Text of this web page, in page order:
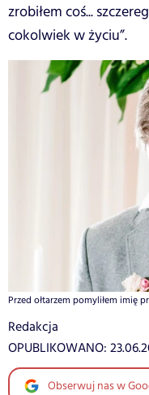
zrobiłem coś...
cokolwiek w życiu”.
Przed ołtarzem pomyliłem imię
Redakcja
OPUBLIKOWANO:
Obserwuj nas w